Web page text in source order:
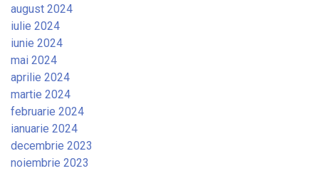
august 2024
iulie 2024
iunie 2024
mai 2024
aprilie 2024
martie 2024
februarie 2024
ianuarie 2024
decembrie 2023
noiembrie 2023